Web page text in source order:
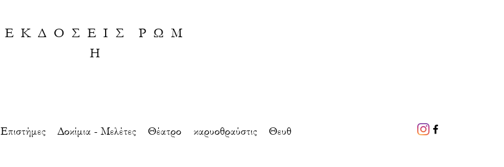
Ε Κ Δ Ο Σ Ε Ι Σ Ρ Ω Μ
Η
Eπιστήμες Δοκίμια - Μελέτες Θέατρο καρυοθραύστις Θευθ